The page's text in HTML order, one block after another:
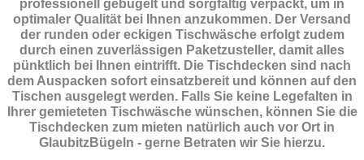
professionell gebügelt und sorgfältig verpackt, um in
optimaler Qualität bei Ihnen anzukommen. Der Versand
der runden oder eckigen Tischwäsche erfolgt zudem
durch einen zuverlässigen Paketzusteller, damit alles
pünktlich bei Ihnen eintrifft. Die Tischdecken sind nach
dem Auspacken sofort einsatzbereit und können auf den
Tischen ausgelegt werden. Falls Sie keine Legefalten in
Ihrer gemieteten Tischwäsche wünschen, können Sie die
Tischdecken zum mieten natürlich auch vor Ort in
GlaubitzBügeln - gerne Betraten wir Sie hierzu.